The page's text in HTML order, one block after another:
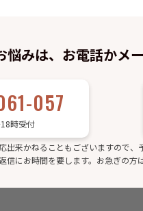
悩みは、お電話かメ
057
時受付
来かねることもございますので、
にお時間を要します。お急ぎの方